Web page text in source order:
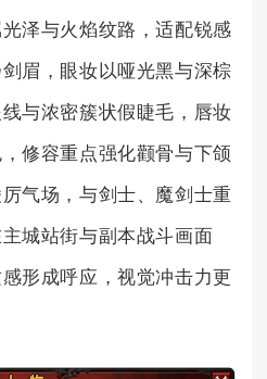
泽与火焰纹路，适配锐感
眉，眼妆以哑光黑与深棕
与浓密簇状假睫毛，唇妆
修容重点强化颧骨与下颌
气场，与剑士、魔剑士重
城站街与副本战斗画面
形成呼应，视觉冲击力更